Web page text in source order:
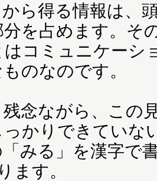
ら得る情報は、
分を占めます。そ
はコミュニケーシ
のなのです。
念ながら、この
かりできていな
みる」を漢字で
ます。